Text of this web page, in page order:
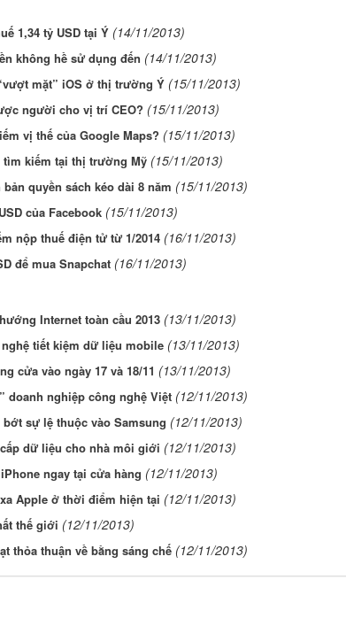
1,34 tỷ USD tại Ý (14/11/2013)
không hề sử dụng đến (14/11/2013)
mặt” iOS ở thị trường Ý (15/11/2013)
người cho vị trí CEO? (15/11/2013)
vị thế của Google Maps? (15/11/2013)
tìm kiếm tại thị trường Mỹ (15/11/2013)
quyền sách kéo dài 8 năm (15/11/2013)
của Facebook (15/11/2013)
nộp thuế điện tử từ 1/2014 (16/11/2013)
để mua Snapchat (16/11/2013)
Internet toàn cầu 2013 (13/11/2013)
tiết kiệm dữ liệu mobile (13/11/2013)
cửa vào ngày 17 và 18/11 (13/11/2013)
doanh nghiệp công nghệ Việt (12/11/2013)
sự lệ thuộc vào Samsung (12/11/2013)
dữ liệu cho nhà môi giới (12/11/2013)
ngay tại cửa hàng (12/11/2013)
Apple ở thời điểm hiện tại (12/11/2013)
thế giới (12/11/2013)
thỏa thuận về bằng sáng chế (12/11/2013)